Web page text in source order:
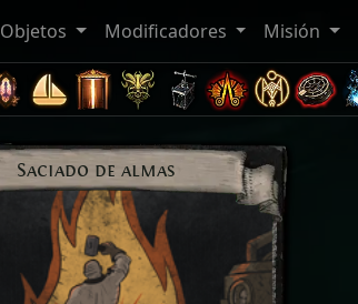
Objetos Modificadores Misión
Saciado de almas